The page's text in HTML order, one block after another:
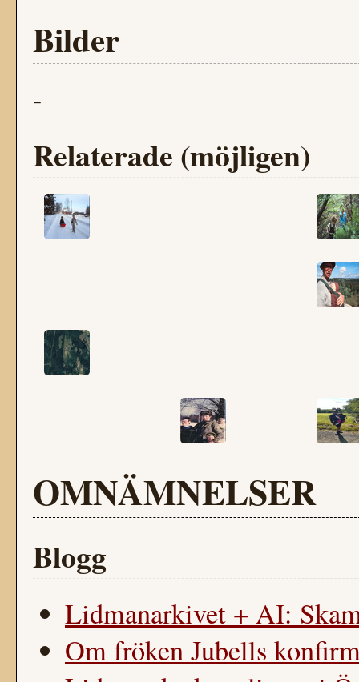
Bilder
-
Relaterade (möjligen)
OMNÄMNELSER
Blogg
Lidmanarkivet + AI:
Om fröken Jubells